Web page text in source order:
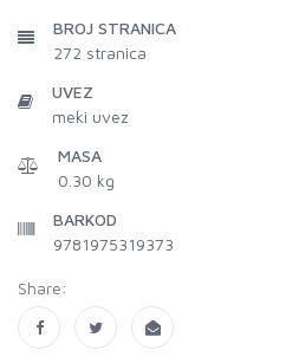
BROJ STRANICA
272 stranica
UVEZ
meki uvez
MASA
0.30 kg
BARKOD
9781975319373
Share: